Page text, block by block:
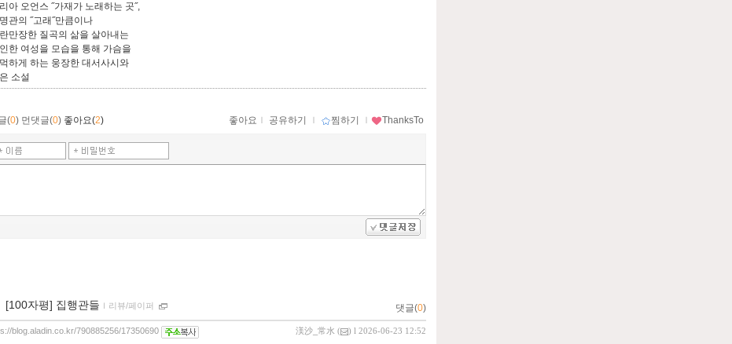
아 오언스 ˝가재가 노래하는 곳˝,
관의 ˝고래˝만큼이나
만장한 질곡의 삶을 살아내는
한 여성을 모습을 통해 가슴을
하게 하는 웅장한 대서사시와
소설
(0) 먼댓글(0) 좋아요(2) 좋아요 ｌ 공유하기 ｌ 찜하기 ｌ ThanksTo
[100자평] 집행관들 ｌ 리뷰/페이퍼 댓글(0)
渼沙_常水 ( ) l 2026-06-23 12:52
blog.aladin.co.kr/790885256/17350690